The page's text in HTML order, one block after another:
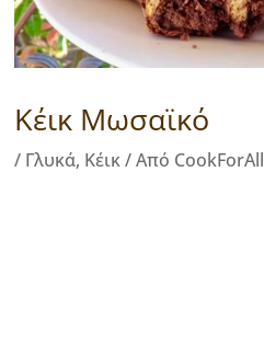
Κέικ Μωσαϊκό
/ Γλυκά, Κέικ/ Από CookForAll